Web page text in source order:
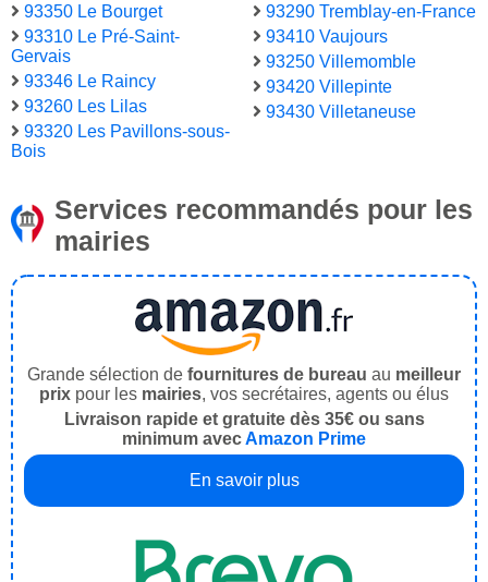
93350 Le Bourget
93310 Le Pré-Saint-
Gervais
93346 Le Raincy
93260 Les Lilas
93320 Les Pavillons-sous-
Bois
93290 Tremblay-en-France
93410 Vaujours
93250 Villemomble
93420 Villepinte
93430 Villetaneuse
Services recommandés pour les
mairies
Grande sélection de fournitures de bureau au meilleur
prix pour les mairies, vos secrétaires, agents ou élus
Livraison rapide et gratuite dès 35€ ou sans
minimum avecAmazon Prime
En savoir plus